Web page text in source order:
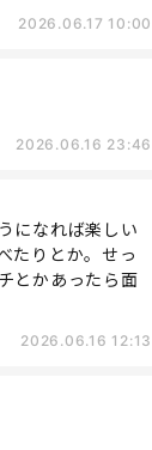
2026.06.17 10:00
2026.06.16 23:46
になれば楽しい
たりとか。せっ
とかあったら面
2026.06.16 12:13